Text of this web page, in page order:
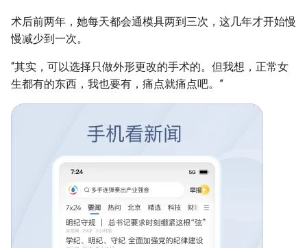
术后前两年，她每天都会通模具两到三次，这几年才开始慢
慢减少到一次。
“其实，可以选择只做外形更改的手术的。但我想，正常女
生都有的东西，我也要有，痛点就痛点吧。”